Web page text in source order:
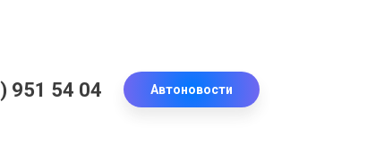
951 54 04 Автоновости